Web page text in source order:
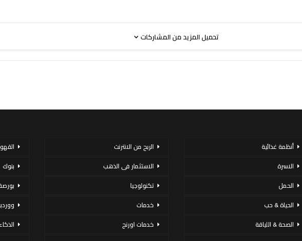
تحميل المزيد من المشاركات
أنظمة غذائية
الاسرة
الحمل
الحياة & حب
الصحة & اللياقة
الربح من الانترنت
الاستثمار فى الذهب
تكنولوجيا
خدمات
خدمات اورنج
بنوك